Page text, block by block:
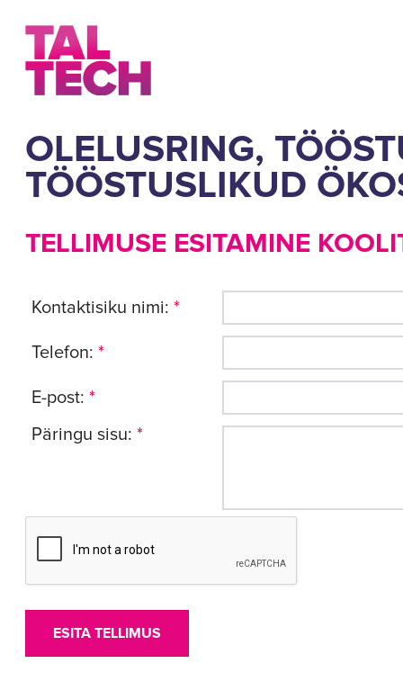
OLELUSRING,
TÖÖSTUSLIKUD
TELLIMUSE ESITAMINE
Kontaktisiku nimi: *
Telefon: *
E-post: *
Päringu sisu: *
ESITA TELLIMUS